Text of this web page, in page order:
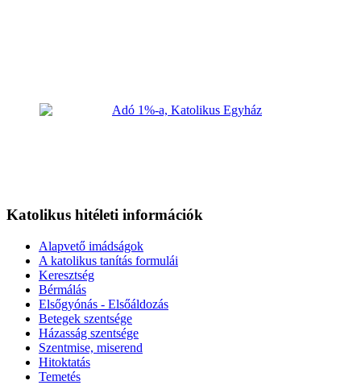
Katolikus hitéleti információk
Alapvető imádságok
A katolikus tanítás formulái
Keresztség
Bérmálás
Elsőgyónás - Elsőáldozás
Betegek szentsége
Házasság szentsége
Szentmise, miserend
Hitoktatás
Temetés